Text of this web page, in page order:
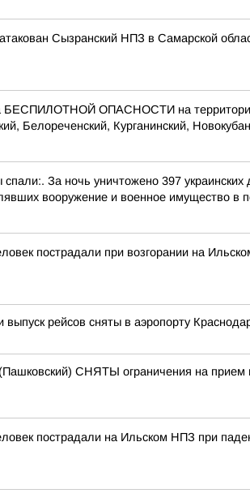
Сызранский НПЗ в Самарской
ОПАСНОСТИ на территории
Белореченский, Курганинский,
спали:. За ночь уничтожено 397
вооружение и военное имущество в
пострадали при возгорании на
выпуск рейсов сняты в аэропорту
СНЯТЫ ограничения на прием и
пострадали на Ильском НПЗ при